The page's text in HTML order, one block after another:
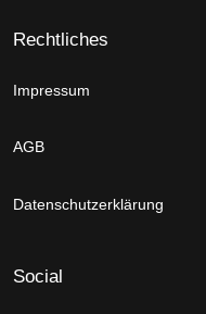
Rechtliches
Impressum
AGB
Datenschutzerklärung
Social